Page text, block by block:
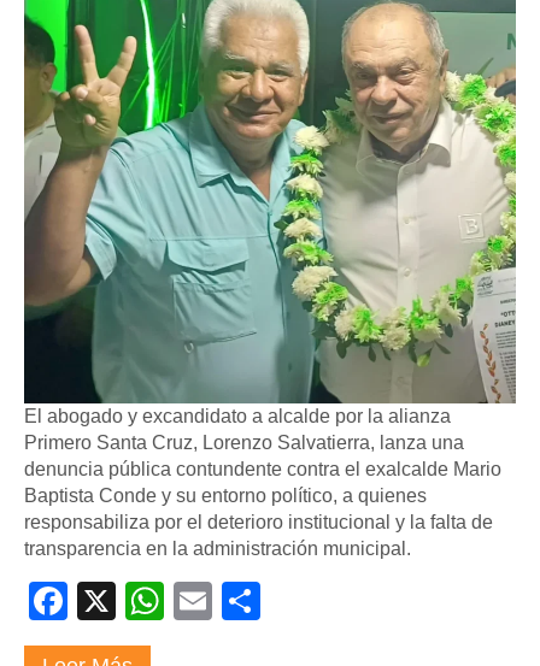
El abogado y excandidato a alcalde por la alianza
Primero Santa Cruz, Lorenzo Salvatierra, lanza una
denuncia pública contundente contra el exalcalde Mario
Baptista Conde y su entorno político, a quienes
responsabiliza por el deterioro institucional y la falta de
transparencia en la administración municipal.
Facebook
X WhatsApp
Email